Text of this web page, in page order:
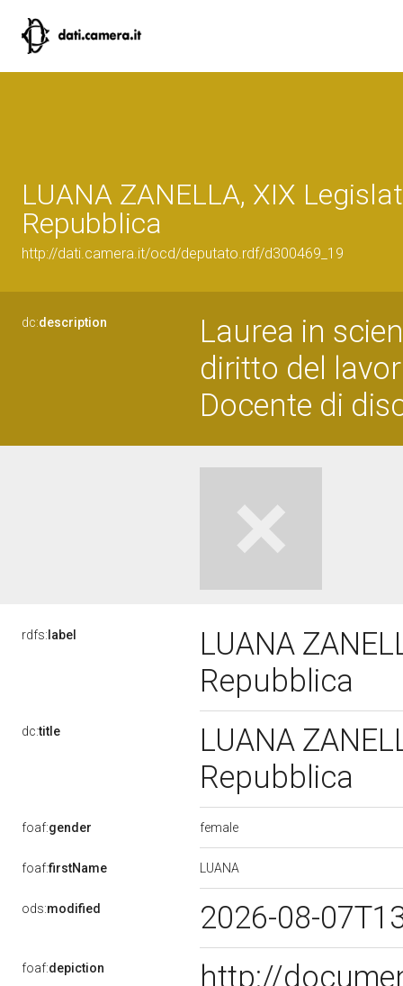
LUANA ZANELLA, XIX
Repubblica
http://dati.camera.it/ocd/deputato.rdf/d300469_19
dc:description
Laurea in
diritto del
Docente di
rdfs: label
LUANA
Repubblica
dc:title
LUANA
Repubblica
foaf:gender female
foaf:firstName LUANA
ods:modified 2026-08-
foaf:depiction
http://